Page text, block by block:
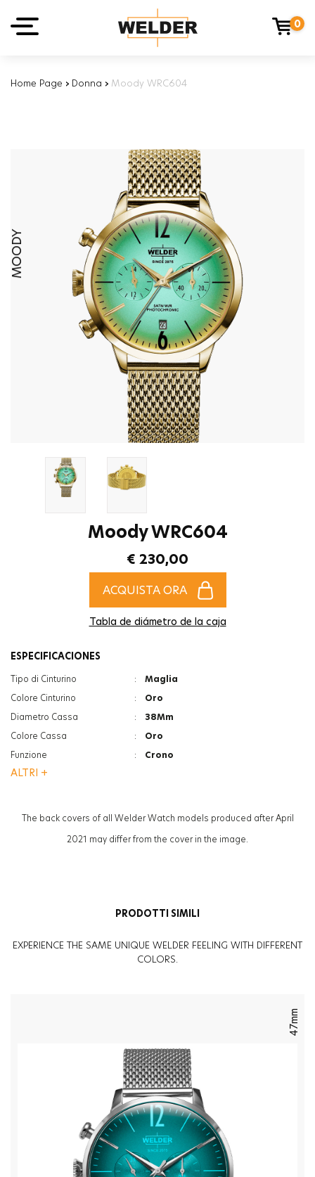
0
Home Page › Donna › Moody WRC604
MOODY
Moody WRC604
€ 230,00
ACQUISTA ORA
Tabla de diámetro de la caja
ESPECIFICACIONES
Tipo di Cinturino :
Maglia
Colore Cinturino
:
Oro
Diametro Cassa
:
38Mm
Colore Cassa
:
Oro
Funzione
:
Crono
Funzione
Vetro
:
Photochromic
ALTRI +
The back covers of all Welder Watch models produced after April
2021 may differ from the cover in the image.
PRODOTTI SIMILI
EXPERIENCE THE SAME UNIQUE WELDER FEELING WITH DIFFERENT
COLORS.
47mm